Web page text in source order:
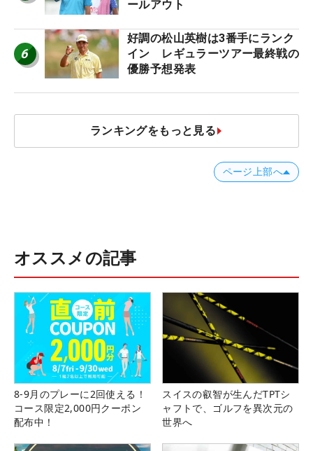
ールアウト
6
好調の松山英樹は3番手にランク
イン レギュラーツアー最終戦の
優勝予想発表
ランキングをもっと見る
ページ上部へ
オススメの記事
8-9月のプレーに2回使える！
コース限定2,000円クーポン
配布中！
スイスの叡智が生んだTPTシ
ャフトで、ゴルフを異次元の
世界へ